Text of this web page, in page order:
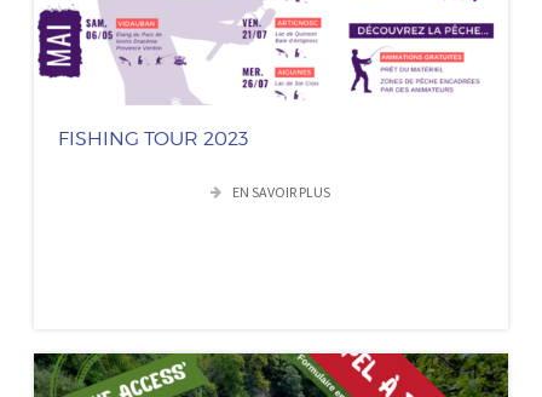
FISHING TOUR 2023
EN SAVOIR PLUS